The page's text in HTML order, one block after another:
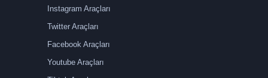
Instagram Araçları
Twitter Araçları
Facebook Araçları
Youtube Araçları